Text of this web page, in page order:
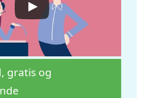
gratis og